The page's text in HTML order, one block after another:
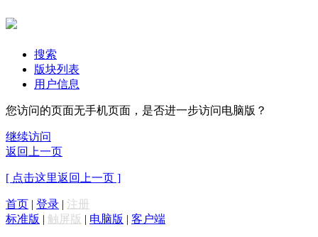
搜索
版块列表
用户信息
您访问的页面无手机页面，是否进一步访问电脑版？
继续访问
返回上一页
[ 点击这里返回上一页 ]
首页 | 登录 | 注册
标准版 | 触屏版 | 电脑版 | 客户端